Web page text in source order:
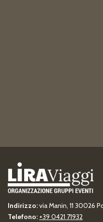
Indirizzo:via Manin, 11 30026
Telefono: +39 0421 71932